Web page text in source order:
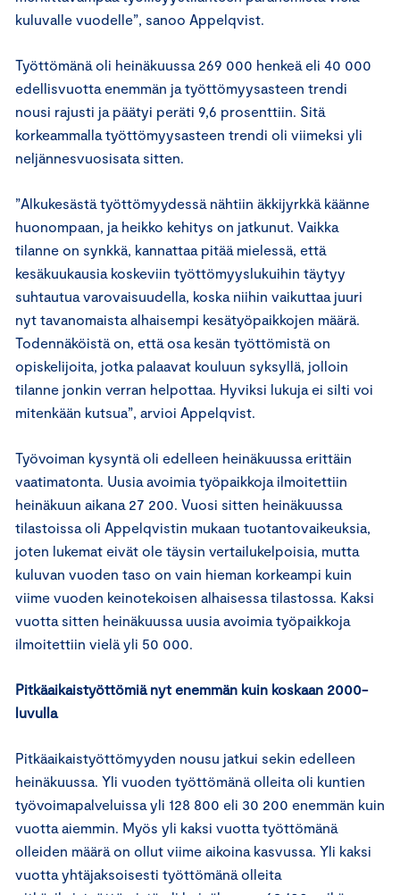
kuluvalle vuodelle”, sanoo Appelqvist.
Työttömänä oli heinäkuussa 269 000 henkeä eli 40 000
edellisvuotta enemmän ja työttömyysasteen trendi
nousi rajusti ja päätyi peräti 9,6 prosenttiin. Sitä
korkeammalla työttömyysasteen trendi oli viimeksi yli
neljännesvuosisata sitten.
”Alkukesästä työttömyydessä nähtiin äkkijyrkkä käänne
huonompaan, ja heikko kehitys on jatkunut. Vaikka
tilanne on synkkä, kannattaa pitää mielessä, että
kesäkuukausia koskeviin työttömyyslukuihin täytyy
suhtautua varovaisuudella, koska niihin vaikuttaa juuri
nyt tavanomaista alhaisempi kesätyöpaikkojen määrä.
Todennäköistä on, että osa kesän työttömistä on
opiskelijoita, jotka palaavat kouluun syksyllä, jolloin
tilanne jonkin verran helpottaa. Hyviksi lukuja ei silti voi
mitenkään kutsua”, arvioi Appelqvist.
Työvoiman kysyntä oli edelleen heinäkuussa erittäin
vaatimatonta. Uusia avoimia työpaikkoja ilmoitettiin
heinäkuun aikana 27 200. Vuosi sitten heinäkuussa
tilastoissa oli Appelqvistin mukaan tuotantovaikeuksia,
joten lukemat eivät ole täysin vertailukelpoisia, mutta
kuluvan vuoden taso on vain hieman korkeampi kuin
viime vuoden keinotekoisen alhaisessa tilastossa. Kaksi
vuotta sitten heinäkuussa uusia avoimia työpaikkoja
ilmoitettiin vielä yli 50 000.
Pitkäaikaistyöttömiä nyt enemmän kuin koskaan 2000-
luvulla
Pitkäaikaistyöttömyyden nousu jatkui sekin edelleen
heinäkuussa. Yli vuoden työttömänä olleita oli kuntien
työvoimapalveluissa yli 128 800 eli 30 200 enemmän kuin
vuotta aiemmin. Myös yli kaksi vuotta työttömänä
olleiden määrä on ollut viime aikoina kasvussa. Yli kaksi
vuotta yhtäjaksoisesti työttömänä olleita